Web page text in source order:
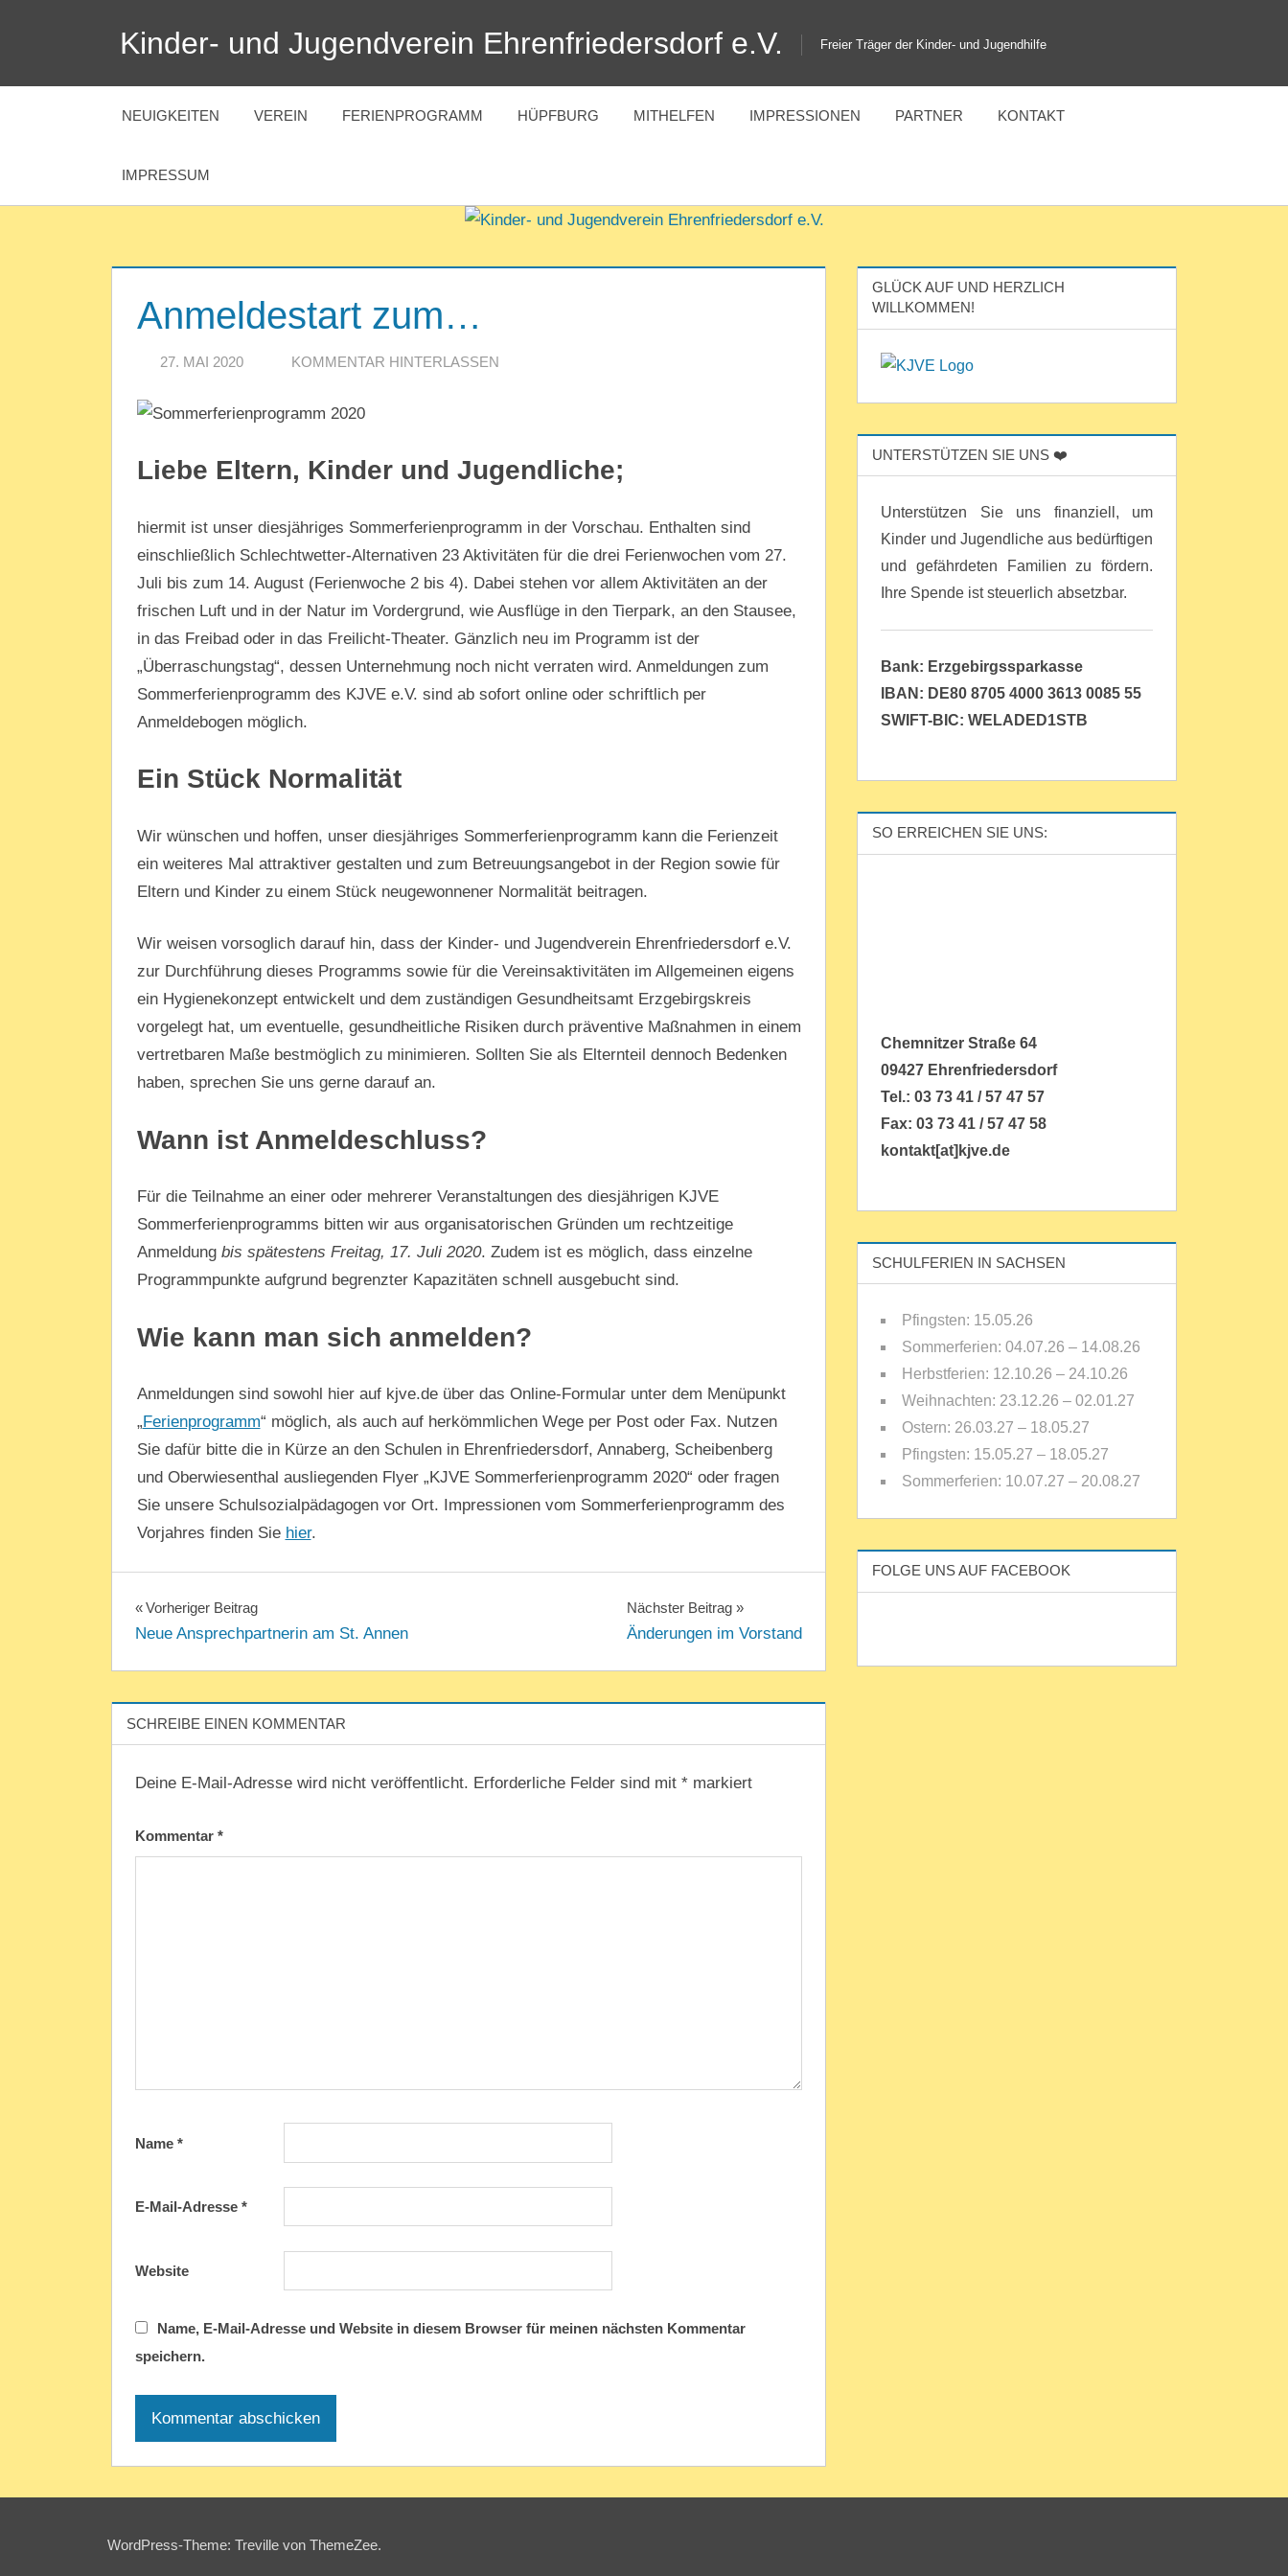
Kinder- und Jugendverein Ehrenfriedersdorf e.V. Freier Träger der Kinder- und Jugendhilfe
NEUIGKEITEN VEREIN FERIENPROGRAMM HÜPFBURG MITHELFEN IMPRESSIONEN PARTNER KONTAKT
IMPRESSUM
Anmeldestart zum…
27. MAI 2020 REDAKTION
KOMMENTAR HINTERLASSEN
Liebe Eltern, Kinder und Jugendliche;
hiermit ist unser diesjähriges Sommerferienprogramm in der Vorschau. Enthalten sind
einschließlich Schlechtwetter-Alternativen 23 Aktivitäten für die drei Ferienwochen vom 27.
Juli bis zum 14. August (Ferienwoche 2 bis 4). Dabei stehen vor allem Aktivitäten an der
frischen Luft und in der Natur im Vordergrund, wie Ausflüge in den Tierpark, an den Stausee,
in das Freibad oder in das Freilicht-Theater. Gänzlich neu im Programm ist der
„Überraschungstag“, dessen Unternehmung noch nicht verraten wird. Anmeldungen zum
Sommerferienprogramm des KJVE e.V. sind ab sofort online oder schriftlich per
Anmeldebogen möglich.
Ein Stück Normalität
Wir wünschen und hoffen, unser diesjähriges Sommerferienprogramm kann die Ferienzeit
ein weiteres Mal attraktiver gestalten und zum Betreuungsangebot in der Region sowie für
Eltern und Kinder zu einem Stück neugewonnener Normalität beitragen.
Wir weisen vorsoglich darauf hin, dass der Kinder- und Jugendverein Ehrenfriedersdorf e.V.
zur Durchführung dieses Programms sowie für die Vereinsaktivitäten im Allgemeinen eigens
ein Hygienekonzept entwickelt und dem zuständigen Gesundheitsamt Erzgebirgskreis
vorgelegt hat, um eventuelle, gesundheitliche Risiken durch präventive Maßnahmen in einem
vertretbaren Maße bestmöglich zu minimieren. Sollten Sie als Elternteil dennoch Bedenken
haben, sprechen Sie uns gerne darauf an.
Wann ist Anmeldeschluss?
Für die Teilnahme an einer oder mehrerer Veranstaltungen des diesjährigen KJVE
Sommerferienprogramms bitten wir aus organisatorischen Gründen um rechtzeitige
Anmeldung bis spätestens Freitag, 17. Juli 2020. Zudem ist es möglich, dass einzelne
Programmpunkte aufgrund begrenzter Kapazitäten schnell ausgebucht sind.
Wie kann man sich anmelden?
Anmeldungen sind sowohl hier auf kjve.de über das Online-Formular unter dem Menüpunkt
„Ferienprogramm“ möglich, als auch auf herkömmlichen Wege per Post oder Fax. Nutzen
Sie dafür bitte die in Kürze an den Schulen in Ehrenfriedersdorf, Annaberg, Scheibenberg
und Oberwiesenthal ausliegenden Flyer „KJVE Sommerferienprogramm 2020“ oder fragen
Sie unsere Schulsozialpädagogen vor Ort. Impressionen vom Sommerferienprogramm des
Vorjahres finden Sie hier.
FERIENPROGRAMM
KJVE
Beitragsnavigation
Vorheriger Beitrag
Neue Ansprechpartnerin am St. Annen
Nächster Beitrag
Änderungen im Vorstand
SCHREIBE EINEN KOMMENTAR
Deine E-Mail-Adresse wird nicht veröffentlicht. Erforderliche Felder sind mit * markiert
Kommentar *
Name *
E-Mail-Adresse *
Website
Name, E-Mail-Adresse und Website in diesem Browser für meinen nächsten Kommentar
speichern.
GLÜCK AUF UND HERZLICH
WILLKOMMEN!
UNTERSTÜTZEN SIE UNS ❤️
Unterstützen Sie uns finanziell, um
Kinder und Jugendliche aus bedürftigen
und gefährdeten Familien zu fördern.
Ihre Spende ist steuerlich absetzbar.
Bank: Erzgebirgssparkasse
IBAN: DE80 8705 4000 3613 0085 55
SWIFT-BIC: WELADED1STB
SO ERREICHEN SIE UNS:
Chemnitzer Straße 64
09427 Ehrenfriedersdorf
Tel.: 03 73 41 / 57 47 57
Fax: 03 73 41 / 57 47 58
kontakt[at]kjve.de
SCHULFERIEN IN SACHSEN
Pfingsten: 15.05.26
Sommerferien: 04.07.26 – 14.08.26
Herbstferien: 12.10.26 – 24.10.26
Weihnachten: 23.12.26 – 02.01.27
Ostern: 26.03.27 – 18.05.27
Pfingsten: 15.05.27 – 18.05.27
Sommerferien: 10.07.27 – 20.08.27
FOLGE UNS AUF FACEBOOK
WordPress-Theme: Treville von ThemeZee.